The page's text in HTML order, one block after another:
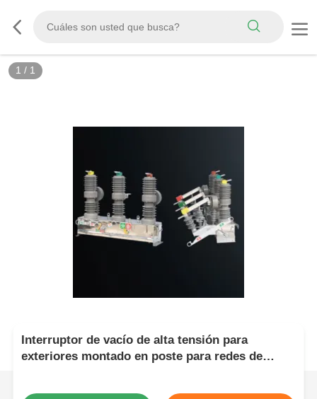
1 / 1
Interruptor de vacío de alta tensión para
exteriores montado en poste para redes de